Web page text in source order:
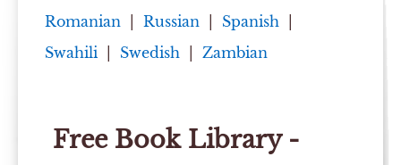
Romanian
Russian Spanish
Swahili| Swedish |Zambian
Free Book Library -